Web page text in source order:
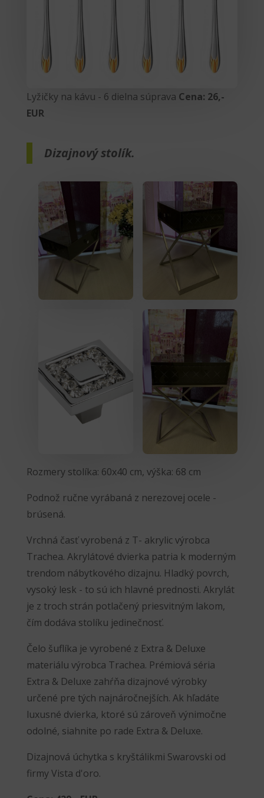
Lyžičky na kávu - 6 dielna súprava Cena: 26,-
EUR
Dizajnový stolík.
Rozmery stolíka: 60x40 cm, výška: 68 cm
Podnož ručne vyrábaná z nerezovej ocele -
brúsená.
Vrchná časť vyrobená z T- akrylic výrobca
Trachea. Akrylátové dvierka patria k moderným
trendom nábytkového dizajnu. Hladký povrch,
vysoký lesk - to sú ich hlavné prednosti. Akrylát
je z troch strán potlačený priesvitným lakom,
čím dodáva stolíku jedinečnosť.
Čelo šuflíka je vyrobené z Extra & Deluxe
materiálu výrobca Trachea. Prémiová séria
Extra & Deluxe zahŕňa dizajnové výrobky
určené pre tých najnáročnejších. Ak hľadáte
luxusné dvierka, ktoré sú zároveň výnimočne
odolné, siahnite po rade Extra & Deluxe.
Dizajnová úchytka s kryštálikmi Swarovski od
firmy Vista d'oro.